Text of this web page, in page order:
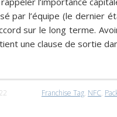
par l’équipe (le dernier
sur le long terme.
une clause de sortie
Franchise Tag, NFC,